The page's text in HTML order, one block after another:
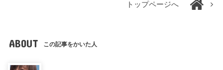
トップページへ
ABOUT この記事をかいた人